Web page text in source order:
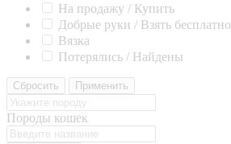
На продажу / Купить
Добрые руки / Взять бесплатно
Вязка
Потерялись / Найдены
Сбросить Применить
Породы кошек